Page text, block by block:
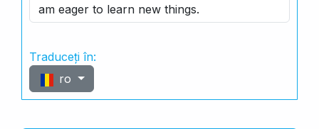
am eager to learn new things.
Traduceți în:
ro